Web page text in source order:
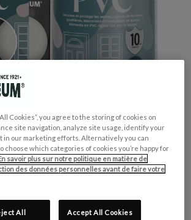
Gris
Cookies”, you agree to the storing of cookies on
site navigation, analyze site usage, identify your
in our marketing efforts. Alternatively you can
choose which categories of cookies you’re happy for
savoir plus sur notre politique en matière de
des données personnelles avant de faire votre
All Accept All Cookies